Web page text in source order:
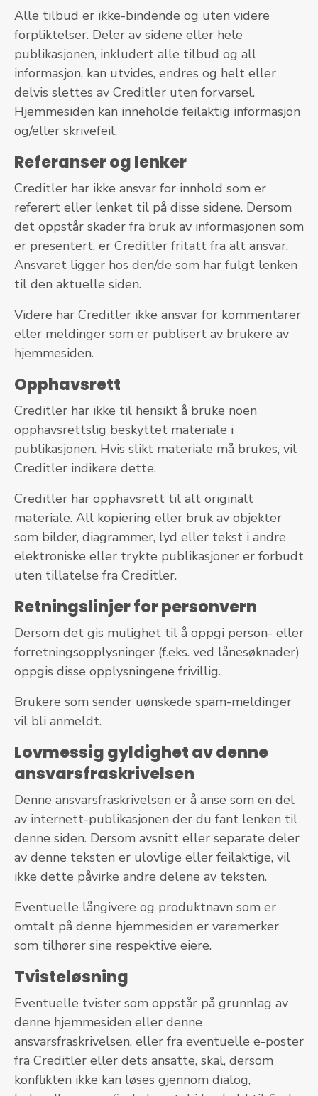
Alle tilbud er ikke-bindende og uten videre
forpliktelser. Deler av sidene eller hele
publikasjonen, inkludert alle tilbud og all
informasjon, kan utvides, endres og helt eller
delvis slettes av Creditler uten forvarsel.
Hjemmesiden kan inneholde feilaktig informasjon
og/eller skrivefeil.
Referanser og lenker
Creditler har ikke ansvar for innhold som er
referert eller lenket til på disse sidene. Dersom
det oppstår skader fra bruk av informasjonen som
er presentert, er Creditler fritatt fra alt ansvar.
Ansvaret ligger hos den/de som har fulgt lenken
til den aktuelle siden.
Videre har Creditler ikke ansvar for kommentarer
eller meldinger som er publisert av brukere av
hjemmesiden.
Opphavsrett
Creditler har ikke til hensikt å bruke noen
opphavsrettslig beskyttet materiale i
publikasjonen. Hvis slikt materiale må brukes, vil
Creditler indikere dette.
Creditler har opphavsrett til alt originalt
materiale. All kopiering eller bruk av objekter
som bilder, diagrammer, lyd eller tekst i andre
elektroniske eller trykte publikasjoner er forbudt
uten tillatelse fra Creditler.
Retningslinjer for personvern
Dersom det gis mulighet til å oppgi person- eller
forretningsopplysninger (f.eks. ved lånesøknader)
oppgis disse opplysningene frivillig.
Brukere som sender uønskede spam-meldinger
vil bli anmeldt.
Lovmessig gyldighet av denne
ansvarsfraskrivelsen
Denne ansvarsfraskrivelsen er å anse som en del
av internett-publikasjonen der du fant lenken til
denne siden. Dersom avsnitt eller separate deler
av denne teksten er ulovlige eller feilaktige, vil
ikke dette påvirke andre delene av teksten.
Eventuelle långivere og produktnavn som er
omtalt på denne hjemmesiden er varemerker
som tilhører sine respektive eiere.
Tvisteløsning
Eventuelle tvister som oppstår på grunnlag av
denne hjemmesiden eller denne
ansvarsfraskrivelsen, eller fra eventuelle e-poster
fra Creditler eller dets ansatte, skal, dersom
konflikten ikke kan løses gjennom dialog,